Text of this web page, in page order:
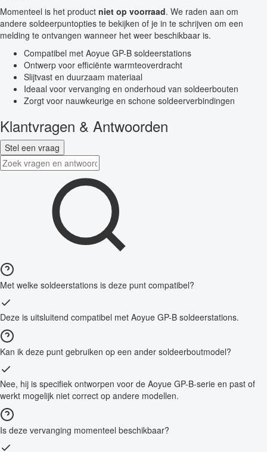
Momenteel is het product niet op voorraad. We raden aan om
andere soldeerpuntopties te bekijken of je in te schrijven om een
melding te ontvangen wanneer het weer beschikbaar is.
Compatibel met Aoyue GP-B soldeerstations
Ontwerp voor efficiënte warmteoverdracht
Slijtvast en duurzaam materiaal
Ideaal voor vervanging en onderhoud van soldeerbouten
Zorgt voor nauwkeurige en schone soldeerverbindingen
Klantvragen & Antwoorden
Stel een vraag
Met welke soldeerstations is deze punt compatibel?
Deze is uitsluitend compatibel met Aoyue GP-B soldeerstations.
Kan ik deze punt gebruiken op een ander soldeerboutmodel?
Nee, hij is specifiek ontworpen voor de Aoyue GP-B-serie en past of
werkt mogelijk niet correct op andere modellen.
Is deze vervanging momenteel beschikbaar?